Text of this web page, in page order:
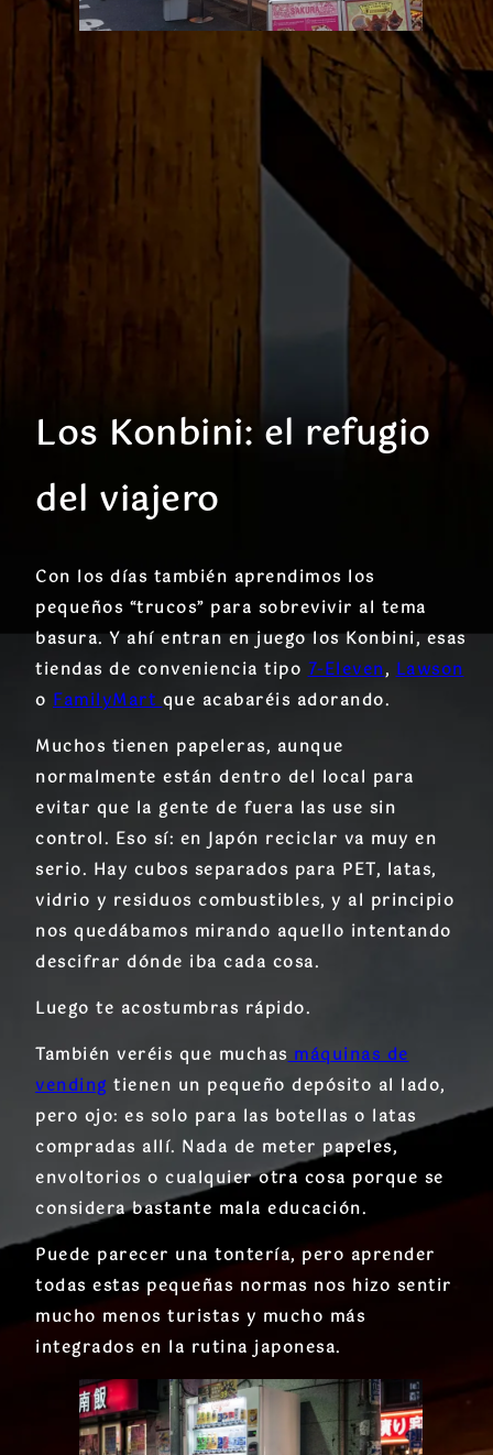
Los Konbini: el refugio
del viajero
Con los días también aprendimos los
pequeños “trucos” para sobrevivir al tema
basura. Y ahí entran en juego los Konbini, esas
tiendas de conveniencia tipo7-Eleven,Lawson
o FamilyMartque acabaréis adorando.
Muchos tienen papeleras, aunque
normalmente están dentro del local para
evitar que la gente de fuera las use sin
control. Eso sí: en Japón reciclar va muy en
serio. Hay cubos separados para PET, latas,
vidrio y residuos combustibles, y al principio
nos quedábamos mirando aquello intentando
descifrar dónde iba cada cosa.
Luego te acostumbras rápido.
También veréis que muchasmáquinas de
vending tienen un pequeño depósito al lado,
pero ojo: es solo para las botellas o latas
compradas allí. Nada de meter papeles,
envoltorios o cualquier otra cosa porque se
considera bastante mala educación.
Puede parecer una tontería, pero aprender
todas estas pequeñas normas nos hizo sentir
mucho menos turistas y mucho más
integrados en la rutina japonesa.